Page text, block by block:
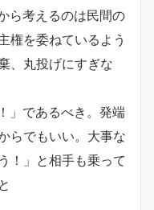
考えるのは民間の
権を委ねているよう
、丸投げにすぎな
であるべき。発端
らでもいい。大事な
！」と相手も乗って